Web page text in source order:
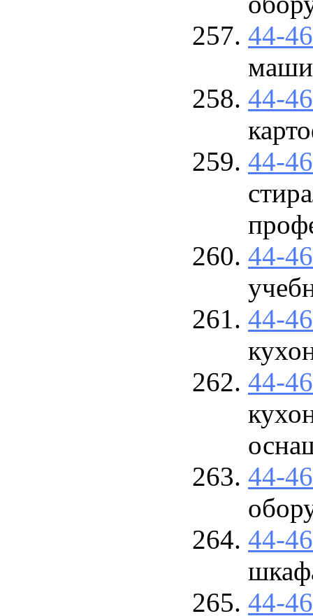
44-
44-
44-
44-
44-
44-
44-
44-
44-